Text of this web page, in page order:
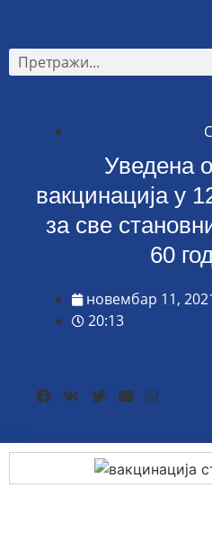
Уведена
вакцинација у
за све
60
новембар 11,
20:13